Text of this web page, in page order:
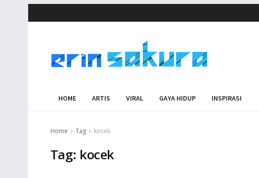
HOME ARTIS VIRAL GAYA HIDUP INSPIRASI
Home Tag kocek
Tag: kocek